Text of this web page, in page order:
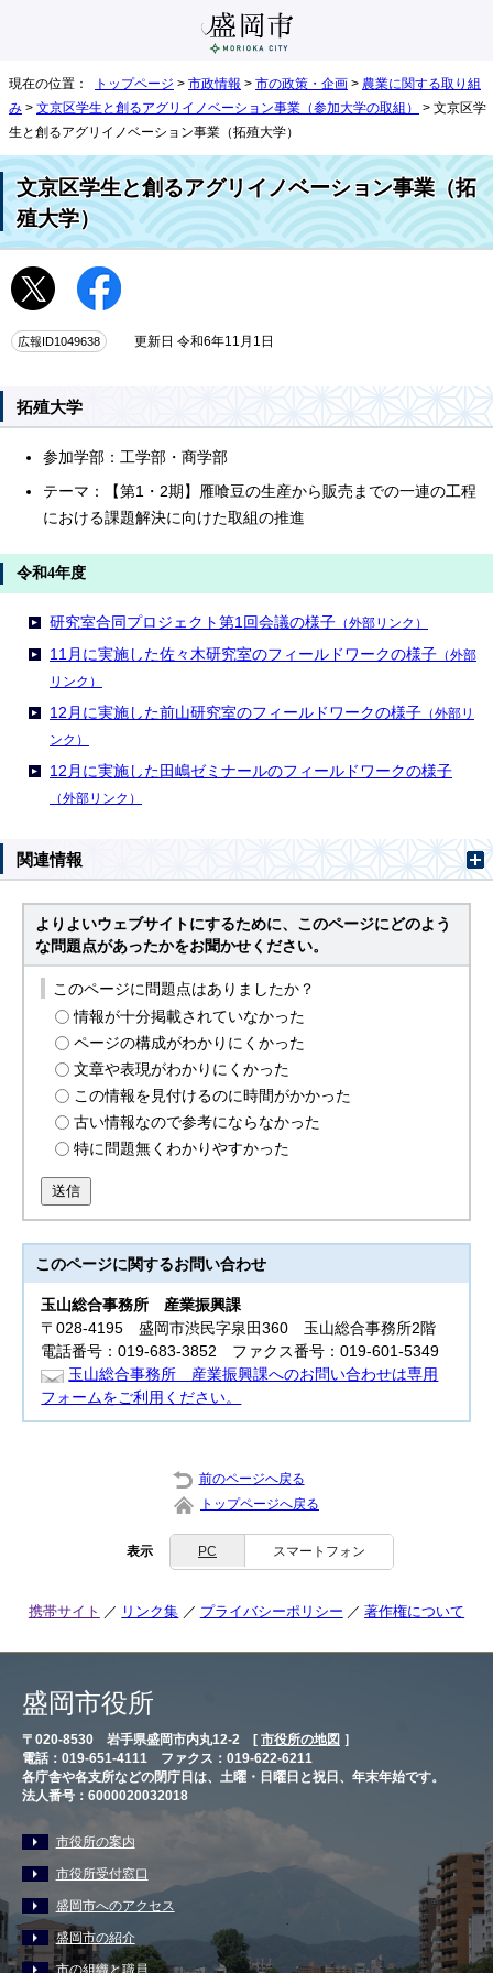
現在の位置： トップページ > 市政情報 > 市の政策・企画 > 農業に関する取り組
み > 文京区学生と創るアグリイノベーション事業（参加大学の取組）
> 文京区学
生と創るアグリイノベーション事業（拓殖大学）
文京区学生と創るアグリイノベーション事業（拓
殖大学）
広報ID1049638 更新日 令和6年11月1日
拓殖大学
参加学部：工学部・商学部
テーマ：【第1・2期】雁喰豆の生産から販売までの一連の工程
における課題解決に向けた取組の推進
令和4年度
研究室合同プロジェクト第1回会議の様子 （外部リンク）
11月に実施した佐々木研究室のフィールドワークの様子 （外部
リンク）
12月に実施した前山研究室のフィールドワークの様子 （外部リ
ンク）
12月に実施した田嶋ゼミナールのフィールドワークの様子
（外部リンク）
関連情報
よりよいウェブサイトにするために、このページにどのよう
な問題点があったかをお聞かせください。
このページに問題点はありましたか？
情報が十分掲載されていなかった
ページの構成がわかりにくかった
文章や表現がわかりにくかった
この情報を見付けるのに時間がかかった
古い情報なので参考にならなかった
特に問題無くわかりやすかった
送信
このページに関するお問い合わせ
玉山総合事務所 産業振興課
〒028-4195 盛岡市渋民字泉田360 玉山総合事務所2階
電話番号：019-683-3852 ファクス番号：019-601-5349
玉山総合事務所 産業振興課へのお問い合わせは専用
フォームをご利用ください。
前のページへ戻る
トップページへ戻る
表示 PC スマートフォン
携帯サイト リンク集 プライバシーポリシー 著作権について
盛岡市役所
〒020-8530 岩手県盛岡市内丸12-2 [ 市役所の地図 ］
電話：019-651-4111 ファクス：019-622-6211
各庁舎や各支所などの閉庁日は、土曜・日曜日と祝日、年末年始です。
法人番号：6000020032018
市役所の案内
市役所受付窓口
盛岡市へのアクセス
盛岡市の紹介